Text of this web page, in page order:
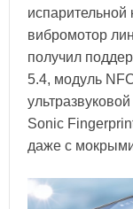
вибромотор
получил
5.4, модуль
Sonic
даже с